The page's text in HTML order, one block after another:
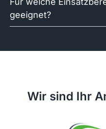
geeignet?
Wir sind Ihr